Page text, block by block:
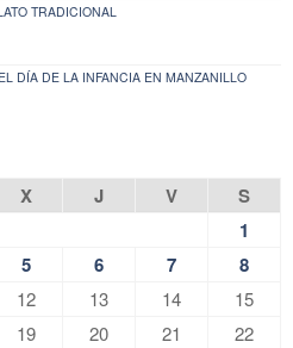
TRADICIONAL
DÍA DE LA INFANCIA EN MANZANILLO
X J V
S
1
5 6 7 8
12 13 14
15
19 20 21
22